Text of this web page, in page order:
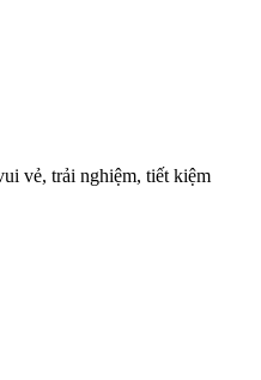
vẻ, trải nghiệm, tiết kiệm